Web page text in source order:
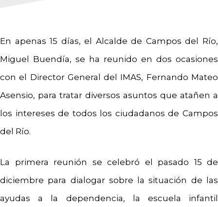
En apenas 15 días, el Alcalde de Campos del Río,
Miguel Buendía, se ha reunido en dos ocasiones
con el Director General del IMAS, Fernando Mateo
Asensio, para tratar diversos asuntos que atañen a
los intereses de todos los ciudadanos de Campos
del Río.
La primera reunión se celebró el pasado 15 de
diciembre para dialogar sobre la situación de las
ayudas a la dependencia, la escuela infantil